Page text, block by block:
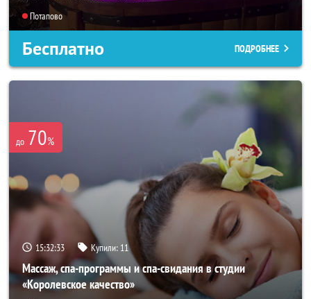
Потапово
Бесплатно ПОДРОБНЕЕ
до 70%
15:32:31 Купили: 11
Массаж, спа-программы и спа-свидания в студии
«Королевское качество»